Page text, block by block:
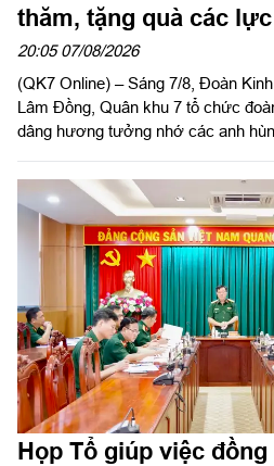
thăm, tặng quà các
nhiệm vụ tìm kiếm,
20:05 07/08/2026
(QK7 Online) – Sáng 7/8, Đoàn
Lâm Đồng, Quân khu 7 tổ chức
dâng hương tưởng nhớ các anh
Đồng Nai do Thượng tá Đinh Nho
KTQP Lâm Đồng làm trưởng đoàn.
Họp Tổ giúp việc